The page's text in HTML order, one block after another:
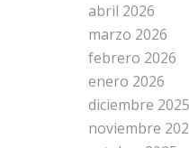
abril 2026
marzo 2026
febrero 2026
enero 2026
diciembre 2025
noviembre